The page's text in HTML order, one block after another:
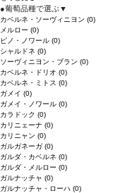
●葡萄品種で選ぶ▼
カベルネ・ソーヴィニヨン (0)
メルロー (0)
ピノ・ノワール (0)
シャルドネ (0)
ソーヴィニヨン・ブラン (0)
カベルネ・ドリオ (0)
カベルネ・ミトス (0)
ガメイ (0)
ガメイ・ノワール (0)
カラドック (0)
カリニェーナ (0)
カリニャン (0)
ガルガネーガ (0)
ガルダ・カベルネ (0)
ガルダ・メルロー (0)
ガルナッチャ (0)
ガルナッチャ・ローハ (0)